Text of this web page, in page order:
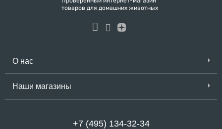
товаров для домашних животных
О нас
Наши магазины
+7 (495) 134-32-34